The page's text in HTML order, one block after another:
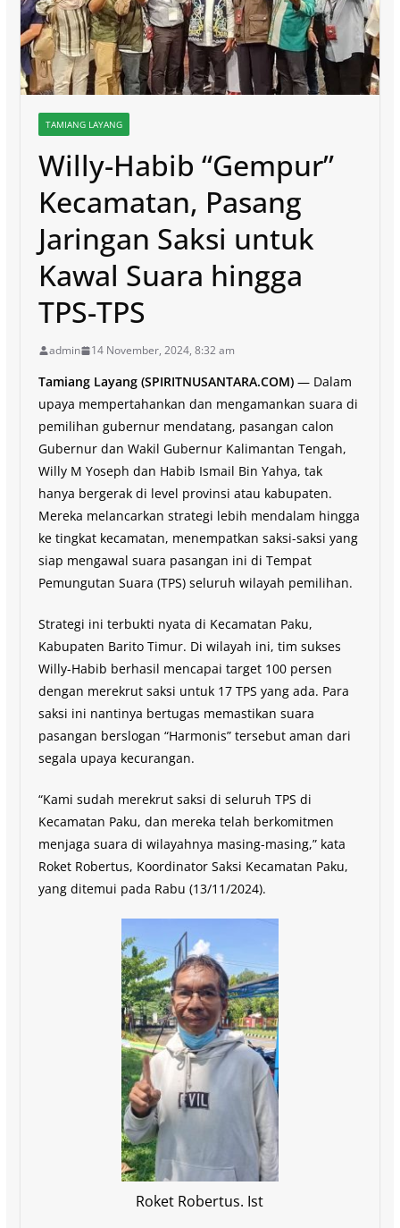
TAMIANG LAYANG
Willy-Habib “Gempur”
Kecamatan, Pasang
Jaringan Saksi untuk
Kawal Suara hingga
TPS-TPS
admin 14 November, 2024, 8:32 am
Tamiang Layang (SPIRITNUSANTARA.COM) — Dalam
upaya mempertahankan dan mengamankan suara di
pemilihan gubernur mendatang, pasangan calon
Gubernur dan Wakil Gubernur Kalimantan Tengah,
Willy M Yoseph dan Habib Ismail Bin Yahya, tak
hanya bergerak di level provinsi atau kabupaten.
Mereka melancarkan strategi lebih mendalam hingga
ke tingkat kecamatan, menempatkan saksi-saksi yang
siap mengawal suara pasangan ini di Tempat
Pemungutan Suara (TPS) seluruh wilayah pemilihan.
Strategi ini terbukti nyata di Kecamatan Paku,
Kabupaten Barito Timur. Di wilayah ini, tim sukses
Willy-Habib berhasil mencapai target 100 persen
dengan merekrut saksi untuk 17 TPS yang ada. Para
saksi ini nantinya bertugas memastikan suara
pasangan berslogan “Harmonis” tersebut aman dari
segala upaya kecurangan.
“Kami sudah merekrut saksi di seluruh TPS di
Kecamatan Paku, dan mereka telah berkomitmen
menjaga suara di wilayahnya masing-masing,” kata
Roket Robertus, Koordinator Saksi Kecamatan Paku,
yang ditemui pada Rabu (13/11/2024).
Roket Robertus. Ist